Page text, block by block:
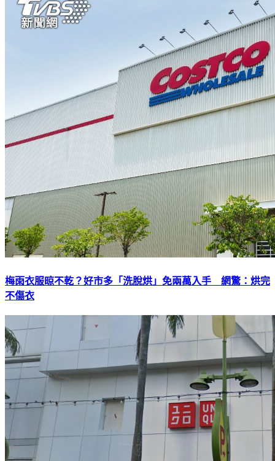
梅雨衣服晾不乾？好市多「洗脫烘」免兩萬入手 網驚：烘完
不傷衣